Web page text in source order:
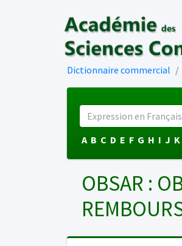
Dictionnaire commercial
A B C D E F G H I J K
OBSAR :